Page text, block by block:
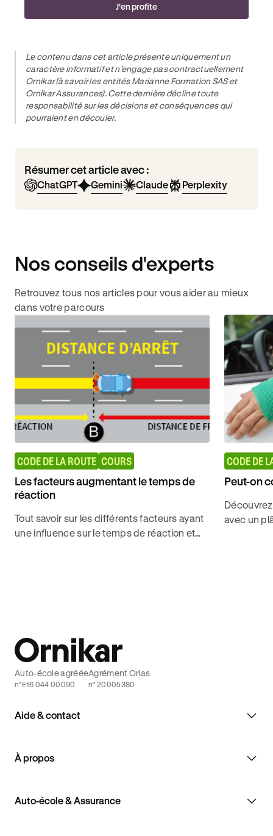
J'en profite
Le contenu dans cet article présente uniquement un
caractère informatif et n’engage pas contractuellement
Ornikar (à savoir les entités Marianne Formation SAS et
Ornikar Assurances). Cette dernière décline toute
responsabilité sur les décisions et conséquences qui
pourraient en découler.
Résumer cet article avec :
ChatGPT Gemini Claude Perplexity
Nos conseils d'experts
Retrouvez tous nos articles pour vous aider au mieux
dans votre parcours
CODE DE LA ROUTE COURS
Les facteurs augmentant le temps de
réaction
Tout savoir sur les différents facteurs ayant
une influence sur le temps de réaction et
CODE DE
Peut-on
avec un
Aide & contact
À propos
Auto-école & Assurance
Auto-école agréée
n°E16 044 00090
Agrément Orias
n° 20005380